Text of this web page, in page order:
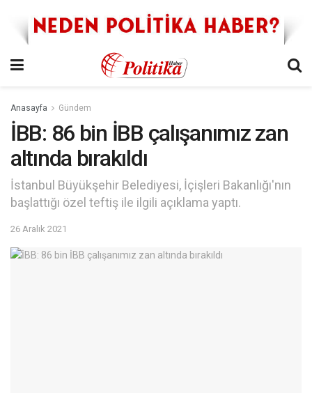
Anasayfa Gündem
İBB: 86 bin İBB çalışanımız zan
altında bırakıldı
İstanbul Büyükşehir Belediyesi, İçişleri Bakanlığı'nın
başlattığı özel teftiş ile ilgili açıklama yaptı.
26 Aralık 2021